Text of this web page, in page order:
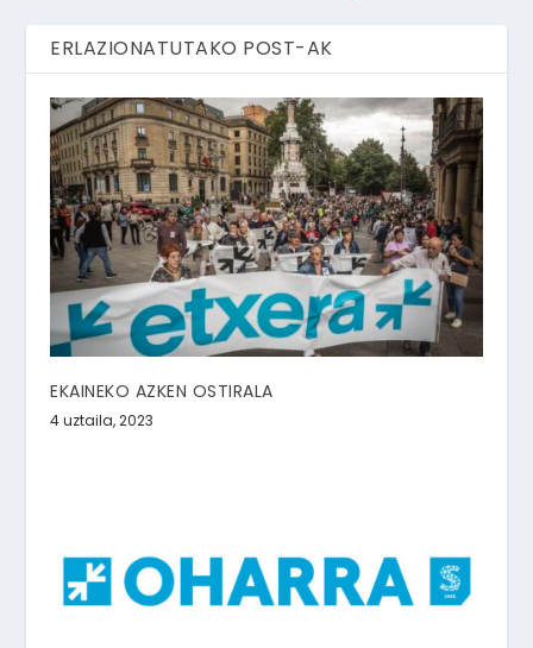
ERLAZIONATUTAKO POST-AK
EKAINEKO AZKEN OSTIRALA
4 uztaila, 2023